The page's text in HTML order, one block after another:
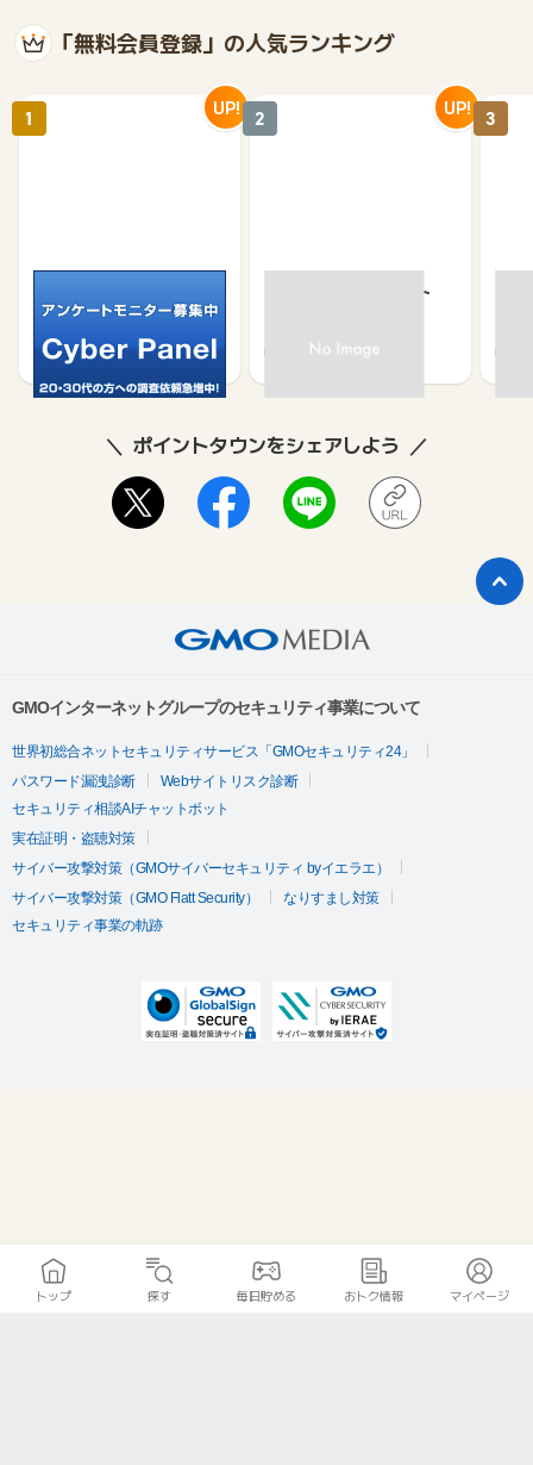
「無料会員登録」の人気ランキング
500 750
1 UP!
京急プレミアポイント
370 650
2 UP! 3
ポイントタウンをシェアしよう
GMOインターネットグループのセキュリティ事業について
世界初総合ネットセキュリティサービス「GMOセキュリティ24」
パスワード漏洩診断
Webサイトリスク診断
セキュリティ相談AIチャットボット
実在証明・盗聴対策
サイバー攻撃対策（GMOサイバーセキュリティ byイエラエ）
サイバー攻撃対策（GMO Flatt Security）
なりすまし対策
セキュリティ事業の軌跡
トップ 探す 毎日貯める おトク情報 マイページ